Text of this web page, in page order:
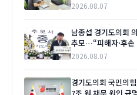
2026.08.07
남종섭 경기도의회
추모…“피해자·후손
2026.08.07
경기도의회 국민의